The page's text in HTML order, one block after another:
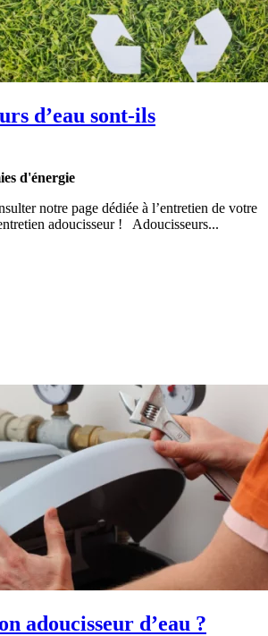
d’eau sont-ils
d'énergie
notre page dédiée à l’entretien de votre
adoucisseur ! Adoucisseurs...
adoucisseur d’eau ?